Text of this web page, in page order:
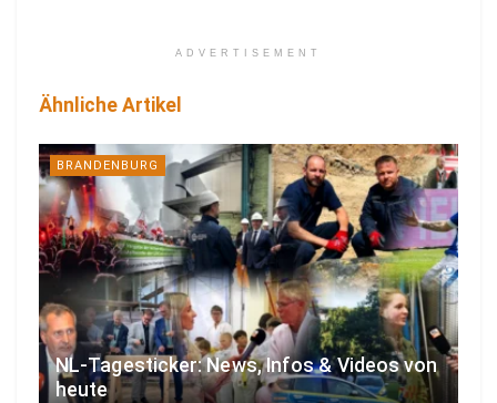
ADVERTISEMENT
Ähnliche Artikel
BRANDENBURG
NL-Tagesticker: News, Infos & Videos von
heute